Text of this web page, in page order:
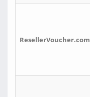
ResellerVoucher.com